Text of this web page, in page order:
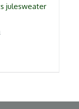
julesweater